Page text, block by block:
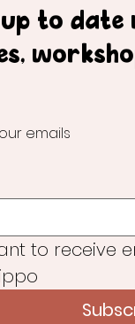
to date
emails
to receive